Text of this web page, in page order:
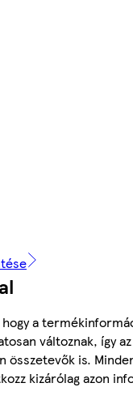
a
változnak, így
is.
kizárólag azon